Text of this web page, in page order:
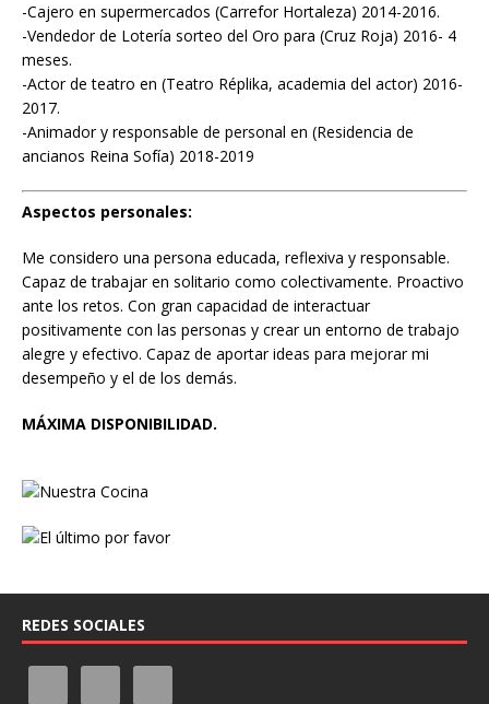
-Cajero en supermercados (Carrefor Hortaleza) 2014-2016.
-Vendedor de Lotería sorteo del Oro para (Cruz Roja) 2016- 4
meses.
-Actor de teatro en (Teatro Réplika, academia del actor) 2016-
2017.
-Animador y responsable de personal en (Residencia de
ancianos Reina Sofía) 2018-2019
Aspectos personales:
Me considero una persona educada, reflexiva y responsable.
Capaz de trabajar en solitario como colectivamente. Proactivo
ante los retos. Con gran capacidad de interactuar
positivamente con las personas y crear un entorno de trabajo
alegre y efectivo. Capaz de aportar ideas para mejorar mi
desempeño y el de los demás.
MÁXIMA DISPONIBILIDAD.
REDES SOCIALES